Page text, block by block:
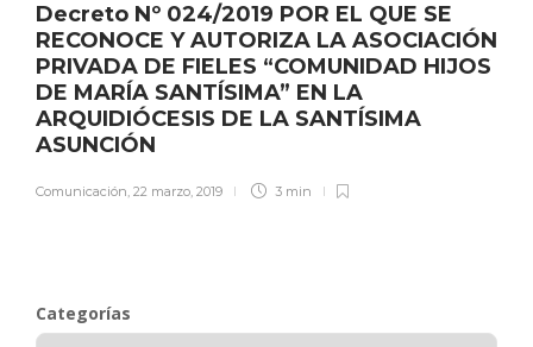
Decreto Nº 024/2019 POR EL QUE SE
RECONOCE Y AUTORIZA LA ASOCIACIÓN
PRIVADA DE FIELES “COMUNIDAD HIJOS
DE MARÍA SANTÍSIMA” EN LA
ARQUIDIÓCESIS DE LA SANTÍSIMA
ASUNCIÓN
Comunicación, 22 marzo, 2019 3 min
Categorías